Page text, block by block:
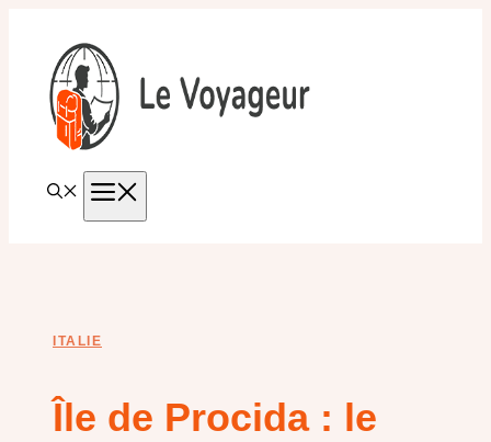
contenu
ITALIE
Île de Procida : le